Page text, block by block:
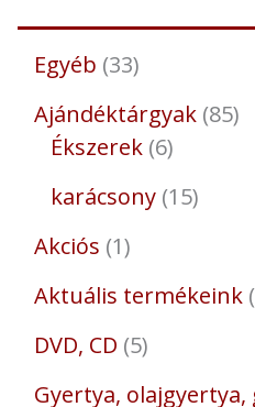
Egyéb 33
Ajándéktárgyak 85
Ékszerek 6
karácsony 15
Akciós 1
Aktuális termékeink
DVD, CD 5
Gyertya,